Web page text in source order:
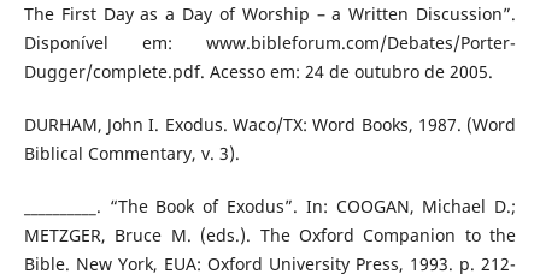
The First Day as a Day of Worship – a Written Discussion”.
Disponível em: www.bibleforum.com/Debates/Porter-
Dugger/complete.pdf. Acesso em: 24 de outubro de 2005.
DURHAM, John I. Exodus. Waco/TX: Word Books, 1987. (Word
Biblical Commentary, v. 3).
__________. “The Book of Exodus”. In: COOGAN, Michael D.;
METZGER, Bruce M. (eds.). The Oxford Companion to the
Bible. New York, EUA: Oxford University Press, 1993. p. 212-